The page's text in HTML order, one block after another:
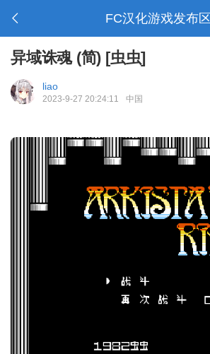
FC汉化游戏发布区
异域诛魂 (简) [虫虫]
liao
2023-9-27 20:24:11 中国